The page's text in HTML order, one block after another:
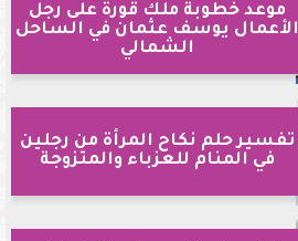
موعد خطوبة ملك قورة على رجل
الأعمال يوسف عثمان في الساحل
الشمالي
تفسير حلم نكاح المرأة من رجلين
في المنام للعزباء والمتزوجة